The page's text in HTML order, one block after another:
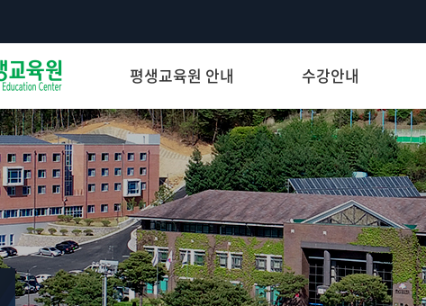
평생교육원 안내 수강안내